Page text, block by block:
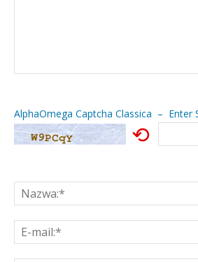
AlphaOmega Captcha Classica – Enter
⟲